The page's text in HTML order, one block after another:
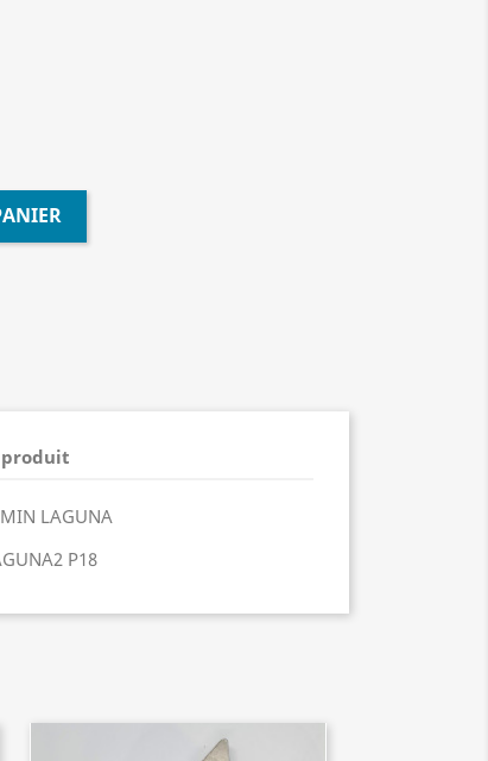
LAGUNA
P18